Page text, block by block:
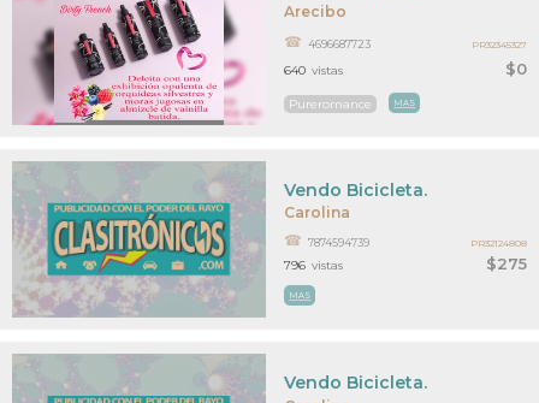
Arecibo
$0
4696687723
Pureromance MAS
640 vistas
PR32345327
Carolina
$275
Vendo Bicicleta.
7874594739
MAS
796 vistas
PR32124808
Vendo Bicicleta.